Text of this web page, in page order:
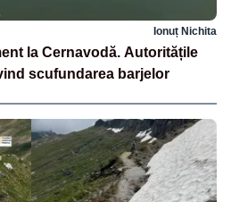
Ionuț Nichita
la Cernavodă. Autoritățile
scufundarea barjelor